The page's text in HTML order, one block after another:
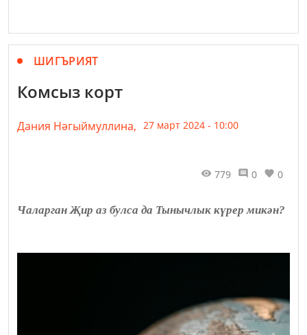
ШИГЪРИЯТ
Комсыз корт
Дания Нәгыймуллина, 27 март 2024 - 10:00
779 0 0
Чаларган Җир аз булса да Тынычлык күрер микән?